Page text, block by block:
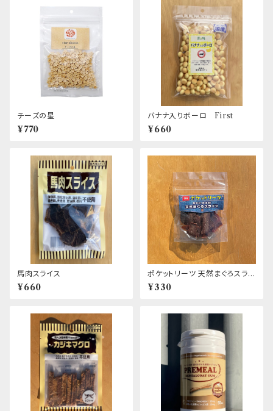
チーズの星
¥770
バナナ入りボーロ First
¥660
馬肉スライス
¥660
ポケットリーツ 天然まぐろスライ
ス
¥330